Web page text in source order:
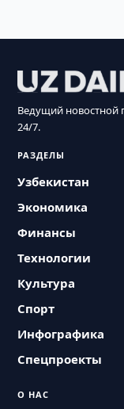
Ведущий новостной
24/7.
РАЗДЕЛЫ
Узбекистан
Экономика
Финансы
Технологии
Культура
Спорт
Инфографика
Спецпроекты
О НАС